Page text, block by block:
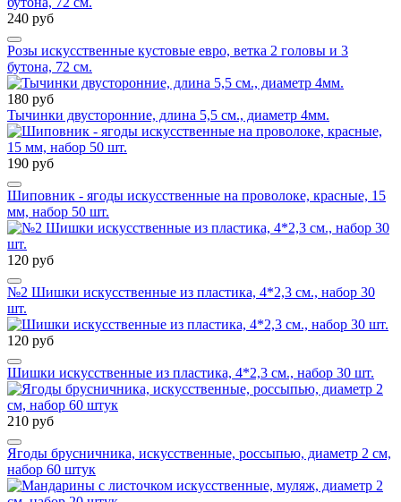
240 руб
Розы искусственные кустовые евро, ветка 2 головы и 3
бутона, 72 см.
180 руб
Тычинки двусторонние, длина 5,5 см., диаметр 4мм.
190 руб
Шиповник - ягоды искусственные на проволоке, красные, 15
мм, набор 50 шт.
120 руб
№2 Шишки искусственные из пластика, 4*2,3 см., набор 30
шт.
120 руб
Шишки искусственные из пластика, 4*2,3 см., набор 30 шт.
210 руб
Ягоды брусничника, искусственные, россыпью, диаметр 2 см,
набор 60 штук